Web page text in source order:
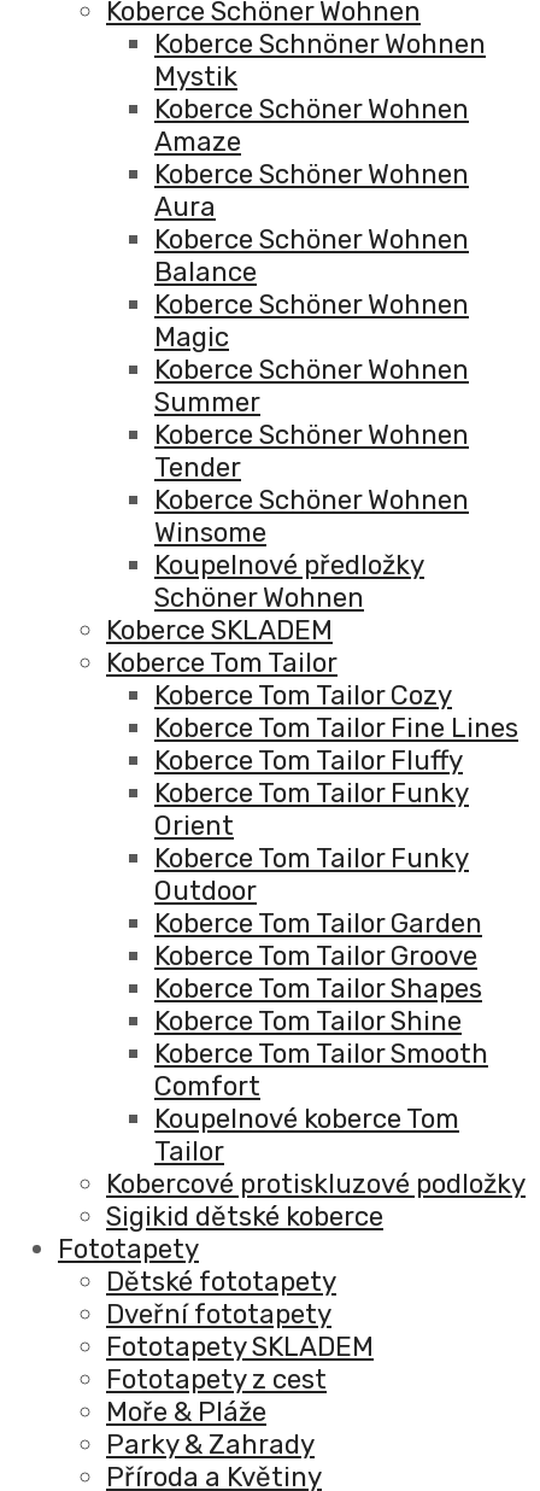
Koberce Schöner Wohnen
Koberce Schnöner Wohnen
Mystik
Koberce Schöner Wohnen
Amaze
Koberce Schöner Wohnen
Aura
Koberce Schöner Wohnen
Balance
Koberce Schöner Wohnen
Magic
Koberce Schöner Wohnen
Summer
Koberce Schöner Wohnen
Tender
Koberce Schöner Wohnen
Winsome
Koupelnové předložky
Schöner Wohnen
Koberce SKLADEM
Koberce Tom Tailor
Koberce Tom Tailor Cozy
Koberce Tom Tailor Fine Lines
Koberce Tom Tailor Fluffy
Koberce Tom Tailor Funky
Orient
Koberce Tom Tailor Funky
Outdoor
Koberce Tom Tailor Garden
Koberce Tom Tailor Groove
Koberce Tom Tailor Shapes
Koberce Tom Tailor Shine
Koberce Tom Tailor Smooth
Comfort
Koupelnové koberce Tom
Tailor
Kobercové protiskluzové podložky
Sigikid dětské koberce
Fototapety
Dětské fototapety
Dveřní fototapety
Fototapety SKLADEM
Fototapety z cest
Moře & Pláže
Parky & Zahrady
Příroda a Květiny